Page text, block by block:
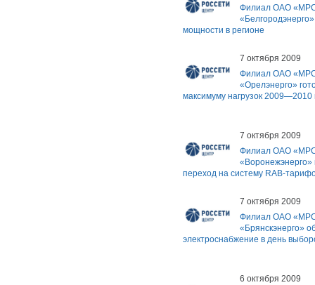
Филиал ОАО
мощности в регионе
7 октября 2009
Филиал ОАО
«Орелэнерго»
максимуму нагрузок 2009—2010
7 октября 2009
Филиал ОАО
«Воронежэнерго»
переход на систему RAB-
7 октября 2009
Филиал ОАО
«Брянскэнерго»
электроснабжение в день
6 октября 2009